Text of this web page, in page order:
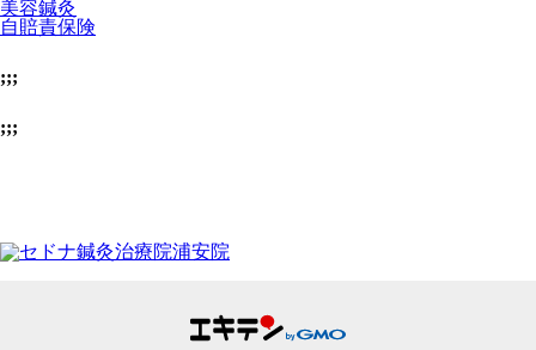
;;;
;;;